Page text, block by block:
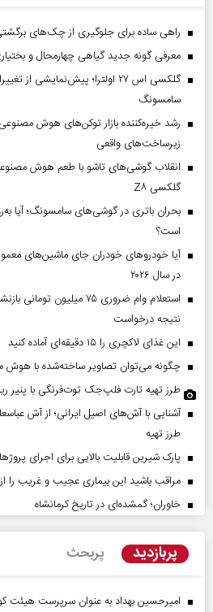
راهی ساده برای جلوگیری از چک‌های
معرفی گونه جدید گیاهی چهارمحال و
گلکسی اس ۲۷ اولترا؛ پیش‌نمایشی
سامسونگ
زیرساخت‌های واقعی
انقلاب گوشی‌های تاشو‌ با طعم هوش
گلکسی Z۸
است؟
آیا خودروهای خودران جای ماشین‌های
در سال ۲۰۲۶
استعلام وام ضروری ۷۵
نتیجه درخواست
این غذای لاکچری را ۱۵ دقیقه‌ای آماده کنید
چگونه می‌توان تصاویر ساخته‌شده با
طرز تهیه تارت فلپ‌جک توت‌فرنگی با پنیر
آشنایی با آش‌های اصیل ایرانی؛ از آش
طرز تهیه
پارک شیرین قابلیت‌ بالایی برای اجرای
مراقب باشید این بیماری عجیب و غریب را
خاوران؛ گمشده‌ای در تاریخ کرمانشاه
پربازدید پربحث
امیرحسین بهداد به عنوان سرپرست هیئت